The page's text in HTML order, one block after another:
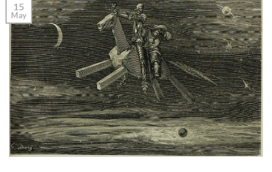
15
May